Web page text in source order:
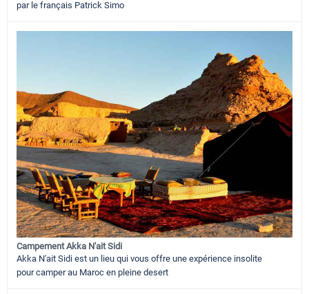
par le français Patrick Simo
Campement Akka N'ait Sidi
Akka N'ait Sidi est un lieu qui vous offre une expérience insolite
pour camper au Maroc en pleine desert